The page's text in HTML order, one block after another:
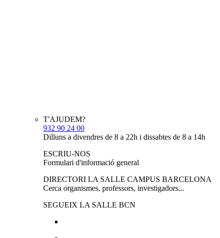
T'AJUDEM?
932 90 24 00
Dilluns a divendres de 8 a 22h i dissabtes de 8 a 14h
ESCRIU-NOS
Formulari d'informació general
DIRECTORI LA SALLE CAMPUS BARCELONA
Cerca organismes, professors, investigadors...
SEGUEIX LA SALLE BCN